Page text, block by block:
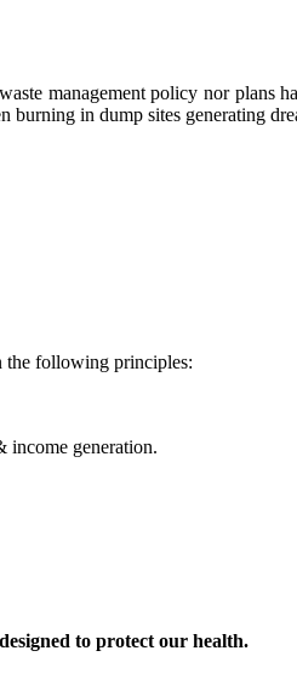
management policy nor plans
in dump sites generating
the following principles:
income generation.
to protect our health.